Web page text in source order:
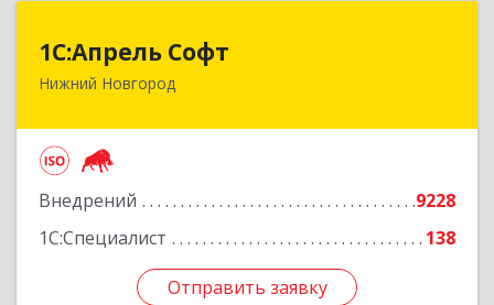
1С:Апрель Софт
Нижний Новгород
Внедрений
9228
1С:Специалист
138
Отправить заявку
603000, Нижегородская обл, Нижний Новгород
Отправить заявку